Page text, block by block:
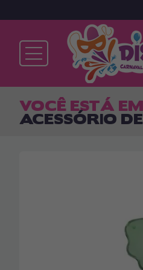
Já sou
VOCÊ ESTÁ EM
ACESSÓRIO